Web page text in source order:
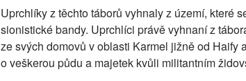
Uprchlíky z těchto táborů vyhnaly z území, které
sionistické bandy. Uprchlíci právě vyhnaní z
ze svých domovů v oblasti Karmel jižně od Haify
o veškerou půdu a majetek kvůli militantním